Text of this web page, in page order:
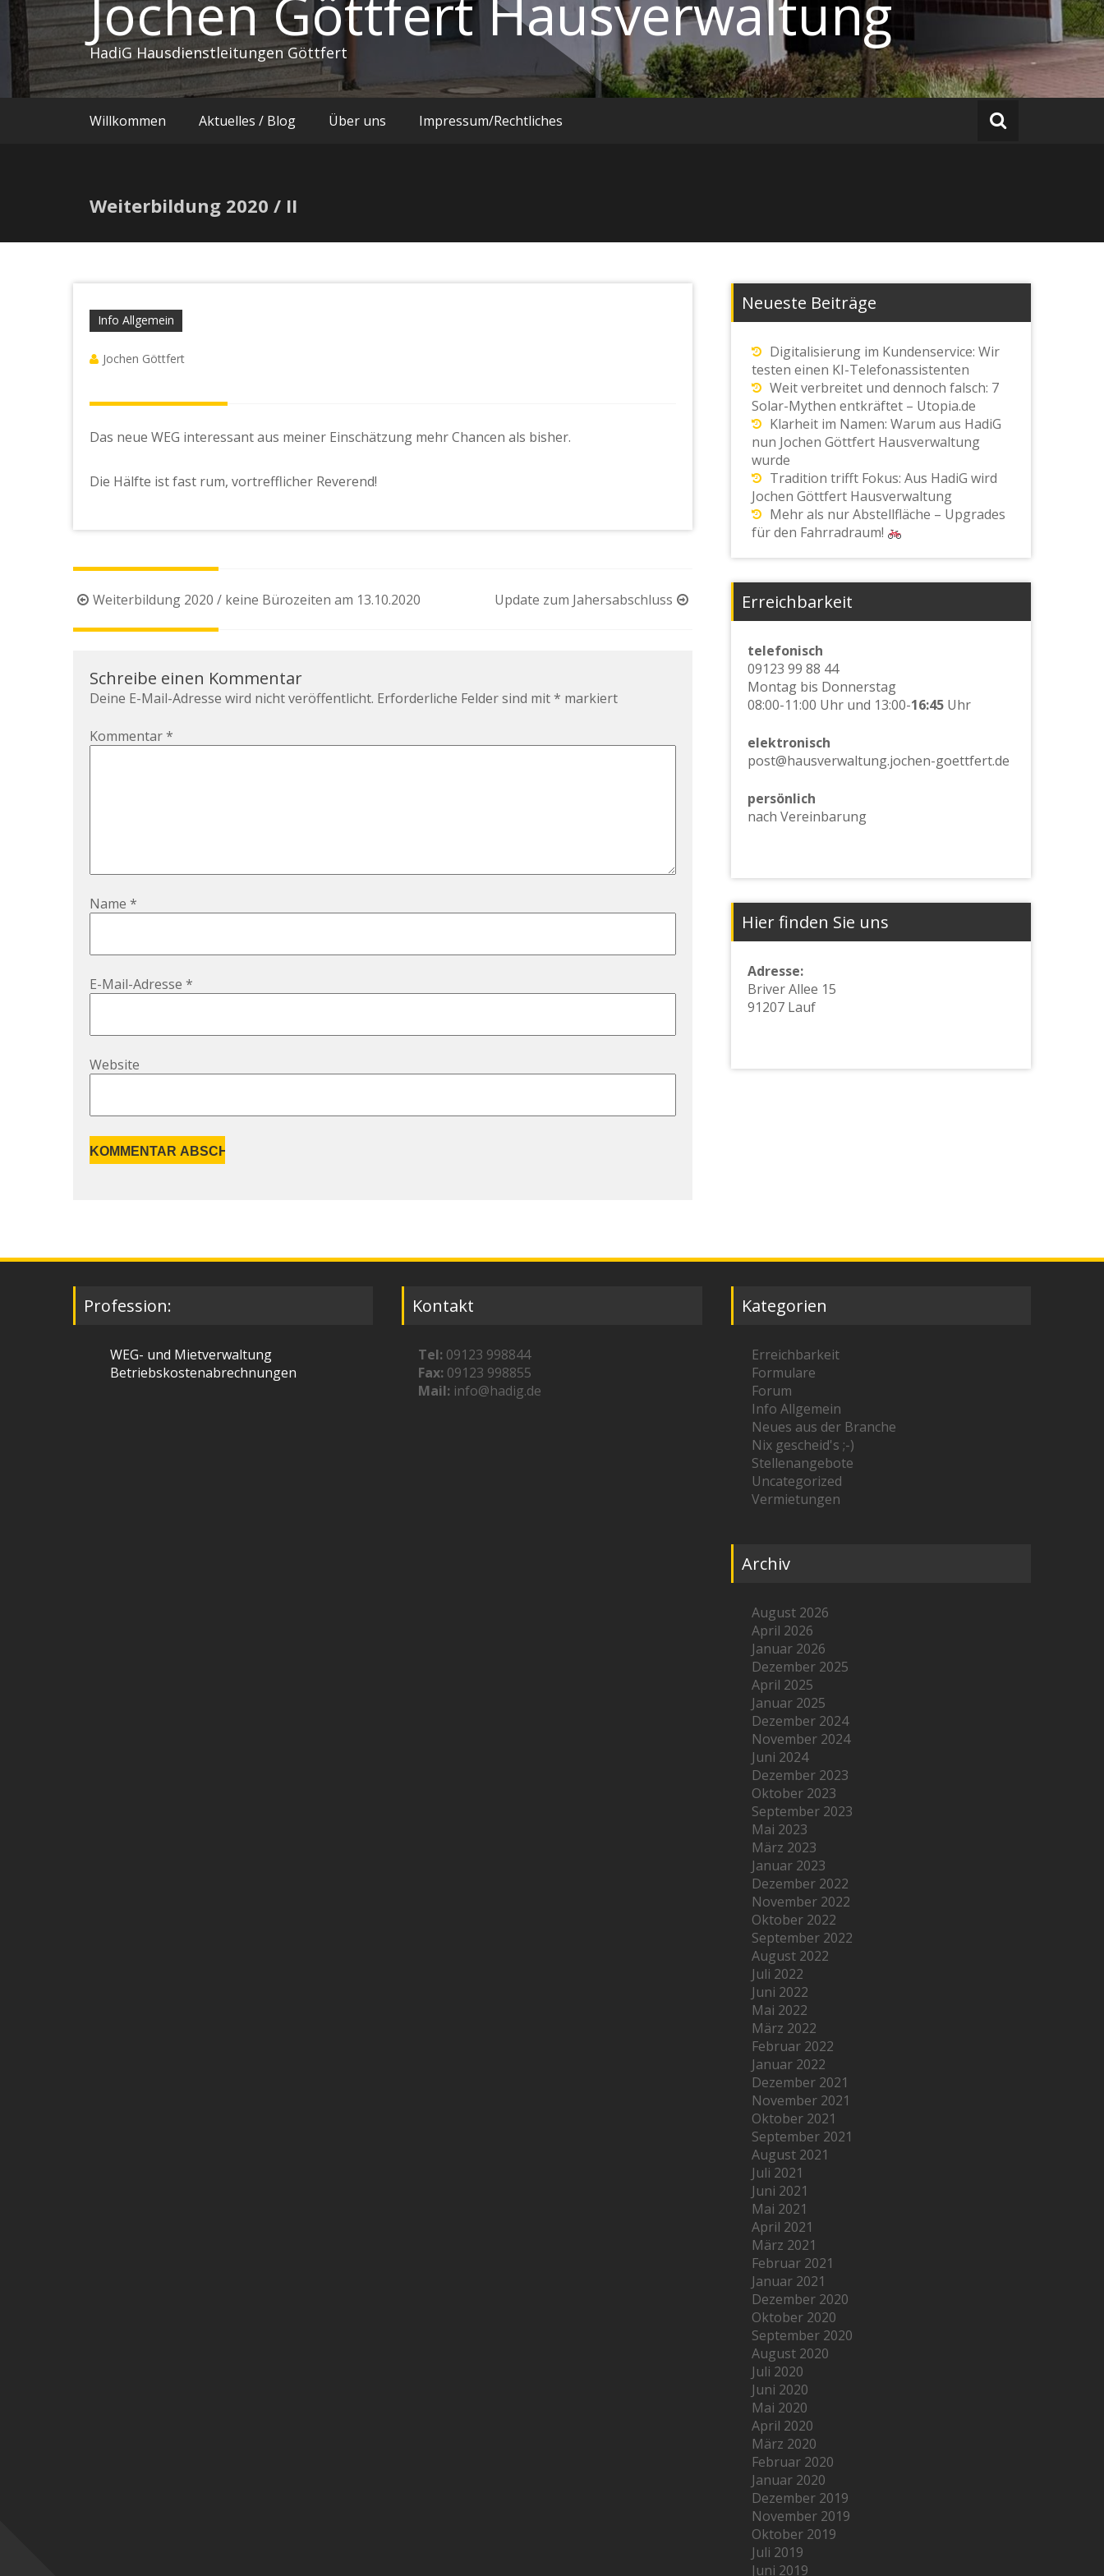
Jochen Göttfert Hausverwaltung
HadiG Hausdienstleitungen Göttfert
Willkommen Aktuelles / Blog Über uns Impressum/Rechtliches
Weiterbildung 2020 / II
Info Allgemein
Jochen Göttfert
Das neue WEG interessant aus meiner Einschätzung mehr Chancen als bisher.
Die Hälfte ist fast rum, vortrefflicher Reverend!
Beitragsnavigation
Weiterbildung 2020 / keine Bürozeiten am 13.10.2020 Update zum Jahersabschluss
Schreibe einen Kommentar
Deine E-Mail-Adresse wird nicht veröffentlicht. Erforderliche Felder sind mit* markiert
Kommentar*
Name *
E-Mail-Adresse *
Website
Neueste Beiträge
Digitalisierung im Kundenservice: Wir
testen einen KI-Telefonassistenten
Weit verbreitet und dennoch falsch: 7
Solar-Mythen entkräftet – Utopia.de
Klarheit im Namen: Warum aus HadiG
nun Jochen Göttfert Hausverwaltung
wurde
Tradition trifft Fokus: Aus HadiG wird
Jochen Göttfert Hausverwaltung
Mehr als nur Abstellfläche – Upgrades
für den Fahrradraum!
Erreichbarkeit
telefonisch
09123 99 88 44
Montag bis Donnerstag
08:00-11:00 Uhr und 13:00-16:45Uhr
elektronisch
post@hausverwaltung.jochen-goettfert.de
persönlich
nach Vereinbarung
Hier finden Sie uns
Adresse:
Briver Allee 15
91207 Lauf
Profession:
WEG- und Mietverwaltung
Betriebskostenabrechnungen
Kontakt
Tel: 09123 998844
Fax: 09123 998855
Mail: info@hadig.de
Kategorien
Erreichbarkeit
Formulare
Forum
Info Allgemein
Neues aus der Branche
Nix gescheid's ;-)
Stellenangebote
Uncategorized
Vermietungen
Archiv
August 2026
April 2026
Januar 2026
Dezember 2025
April 2025
Januar 2025
Dezember 2024
November 2024
Juni 2024
Dezember 2023
Oktober 2023
September 2023
Mai 2023
März 2023
Januar 2023
Dezember 2022
November 2022
Oktober 2022
September 2022
August 2022
Juli 2022
Juni 2022
Mai 2022
März 2022
Februar 2022
Januar 2022
Dezember 2021
November 2021
Oktober 2021
September 2021
August 2021
Juli 2021
Juni 2021
Mai 2021
April 2021
März 2021
Februar 2021
Januar 2021
Dezember 2020
Oktober 2020
September 2020
August 2020
Juli 2020
Juni 2020
Mai 2020
April 2020
März 2020
Februar 2020
Januar 2020
Dezember 2019
November 2019
Oktober 2019
Juli 2019
Juni 2019